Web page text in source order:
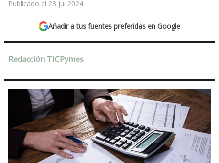
Publicado el 23 jul 2024
Añadir a tus fuentes preferidas en Google
Redacción TICPymes